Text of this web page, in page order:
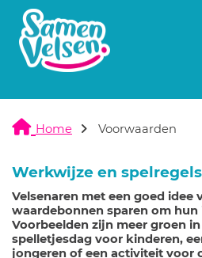
Home Voorwaarden
Werkwijze en spelregels
Velsenaren met een goed
waardebonnen sparen om hun
Voorbeelden zijn meer groen
spelletjesdag voor kinderen,
jongeren of een activiteit voor